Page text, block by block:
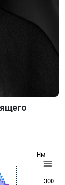
Нм
300